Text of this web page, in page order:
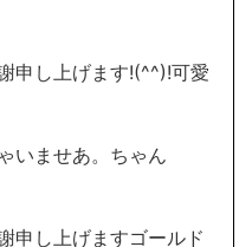
申し上げます!(^^)!可愛
いませあ。ちゃん
申し上げますゴールド